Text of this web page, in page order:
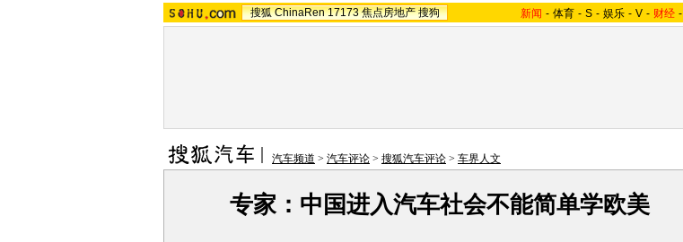
搜狐 ChinaRen 17173 焦点房地产 搜狗 新闻 - 体育 - S - 娱乐 - V - 财经 -
汽车频道 > 汽车评论 > 搜狐汽车评论 > 车界人文
专家：中国进入汽车社会不能简单学欧美